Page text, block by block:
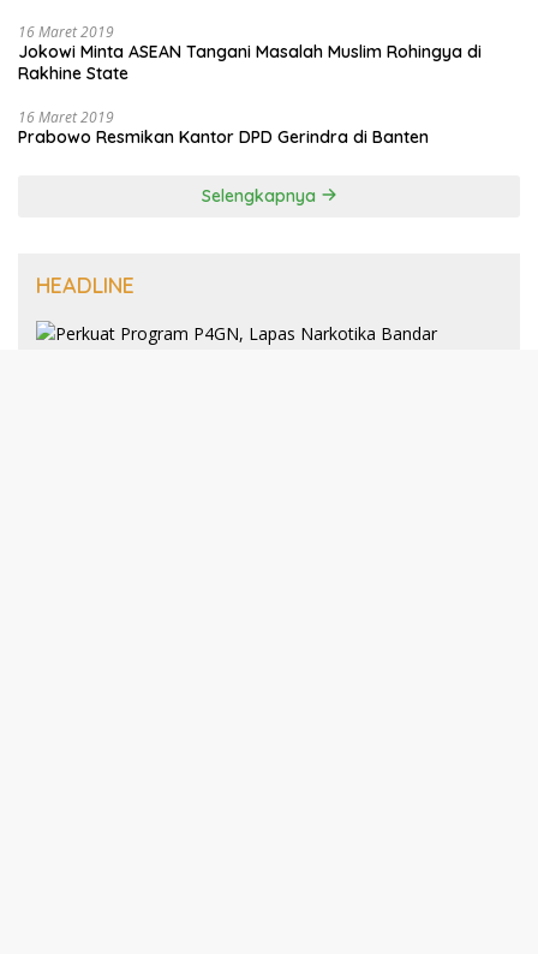
16 Maret 2019
Jokowi Minta ASEAN Tangani Masalah Muslim Rohingya di
Rakhine State
16 Maret 2019
Prabowo Resmikan Kantor DPD Gerindra di Banten
Selengkapnya
HEADLINE